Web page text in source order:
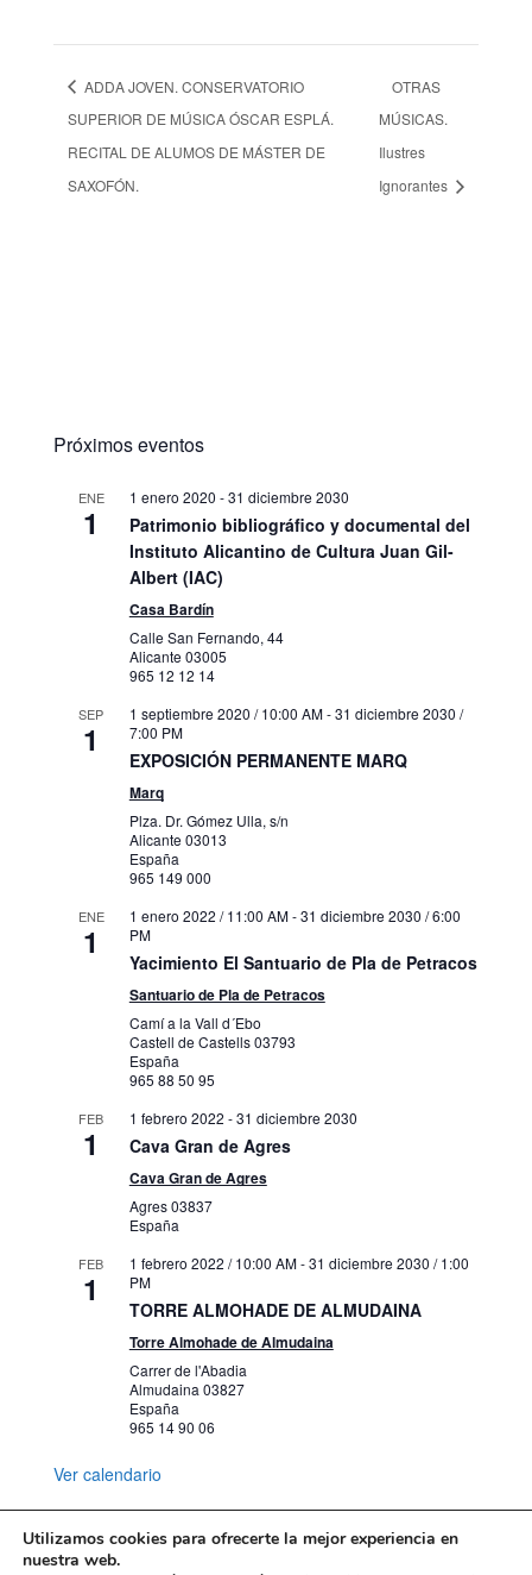
ADDA JOVEN. CONSERVATORIO
SUPERIOR DE MÚSICA ÓSCAR ESPLÁ.
RECITAL DE ALUMOS DE MÁSTER DE
SAXOFÓN.
OTRAS
MÚSICAS.
Ilustres
Ignorantes
Próximos eventos
ENE
1
1 enero 2020 -31 diciembre 2030
Patrimonio bibliográfico y documental del
Instituto Alicantino de Cultura Juan Gil-
Albert (IAC)
Casa Bardín
Calle San Fernando, 44
Alicante 03005
965 12 12 14
SEP
1
1 septiembre 2020 / 10:00 AM-31 diciembre 2030 /
7:00 PM
EXPOSICIÓN PERMANENTE MARQ
Marq
Plza. Dr. Gómez Ulla, s/n
Alicante 03013
España
965 149 000
ENE
1
1 enero 2022 / 11:00 AM-31 diciembre 2030 / 6:00
PM
Yacimiento El Santuario de Pla de Petracos
Santuario de Pla de Petracos
Camí a la Vall d´Ebo
Castell de Castells03793
España
965 88 50 95
FEB
1
1 febrero 2022 -31 diciembre 2030
Cava Gran de Agres
Cava Gran de Agres
Agres03837
España
FEB
1
1 febrero 2022 / 10:00 AM-31 diciembre 2030 / 1:00
PM
TORRE ALMOHADE DE ALMUDAINA
Torre Almohade de Almudaina
Carrer de l'Abadia
Almudaina 03827
España
965 14 90 06
Ver calendario
Utilizamos cookies para ofrecerte la mejor experiencia en
nuestra web.